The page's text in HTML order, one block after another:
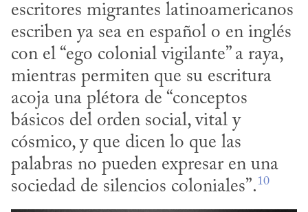
escritores migrantes latinoamericanos
escriben ya sea en español o en inglés
con el “ego colonial vigilante” a raya,
mientras permiten que su escritura
acoja una plétora de “conceptos
básicos del orden social, vital y
cósmico, y que dicen lo que las
palabras no pueden expresar en una
sociedad de silencios coloniales”.10